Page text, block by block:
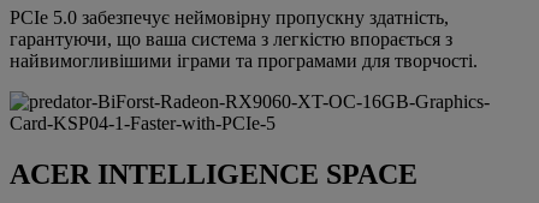
PCIe 5.0 забезпечує неймовірну пропускну здатність,
гарантуючи, що ваша система з легкістю впорається з
найвимогливішими іграми та програмами для творчості.
ACER INTELLIGENCE SPACE